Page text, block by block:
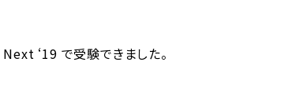
‘19 で受験できました。